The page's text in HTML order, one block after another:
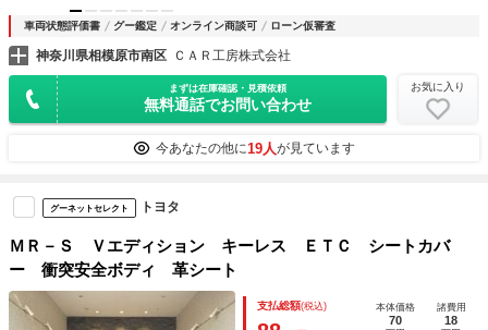
車両状態評価書 グー鑑定 オンライン商談可 ローン仮審査
神奈川県相模原市南区 ＣＡＲ工房株式会社
まずは在庫確認・見積依頼
無料通話でお問い合わせ
お気に入り
今あなたの他に19人が見ています
グーネットセレクト トヨタ
ＭＲ－Ｓ Ｖエディション キーレス ＥＴＣ シートカバ
ー 衝突安全ボディ 革シート
支払総額(税込) 本体価格
70
諸費用
18